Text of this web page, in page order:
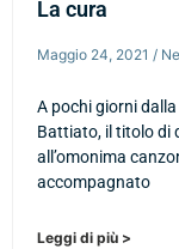
La cura
Maggio 24, 2021
A pochi giorni
Battiato, il titolo di
all’omonima
accompagnato
Leggi di più >